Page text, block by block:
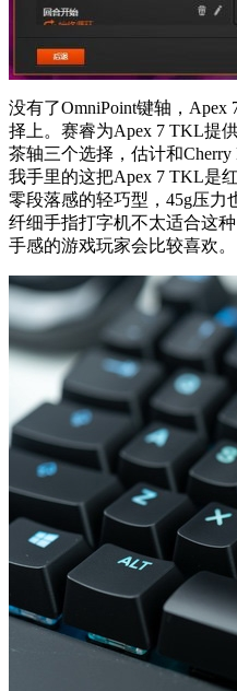
没有了OmniPoint键轴，
择上。赛睿为Apex 7 TKL提
茶轴三个选择，估计和
我手里的这把Apex 7 TKL是
零段落感的轻巧型，45g压力
纤细手指打字机不太适合这
手感的游戏玩家会比较喜欢。